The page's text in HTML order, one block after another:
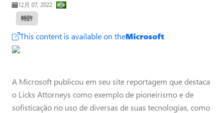
12月 07, 2022
特許
This content is available on theMicrosoft
A Microsoft publicou em seu site reportagem que destaca
o Licks Attorneys como exemplo de pioneirismo e de
sofisticação no uso de diversas de suas tecnologias, como